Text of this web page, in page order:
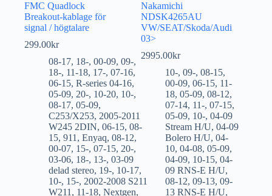
FMC Quadlock
Breakout-kablage för
signal / högtalare
299.00kr
08-17, 18-, 00-09, 09-,
18-, 11-18, 17-, 07-16,
06-15, R-series 04-16,
05-09, 20-, 10-20, 10-,
08-17, 05-09,
C253/X253, 2005-2011
W245 2DIN, 06-15, 08-
15, 911, Enyaq, 08-12,
00-07, 15-, 07-15, 20-,
03-06, 18-, 13-, 03-09
delad stereo, 19-, 10-17,
10-, 15-, 2002-2008 S211
W211, 11-18, Nextgen,
Nakamichi
NDSK4265AU
VW/SEAT/Skoda/Audi
03>
2995.00kr
10-,09-,08-15,
00-09,06-15, 11-
18,05-09,08-12,
07-14, 11-,07-15,
05-09, 10-,04-09
Stream H/U,04-09
Bolero H/U,04-
10,04-08,05-09,
04-09, 10-15,04-
09 RNS-E H/U,
08-12,09-13,09-
13 RNS-E H/U,